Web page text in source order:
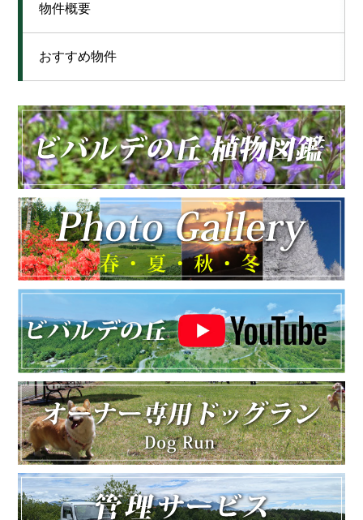
物件概要
おすすめ物件